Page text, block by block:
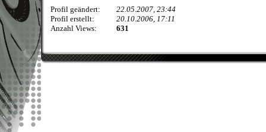
Profil geändert:
22.05.2007, 23:44
Profil erstellt:
20.10.2006, 17:11
Anzahl Views:
631